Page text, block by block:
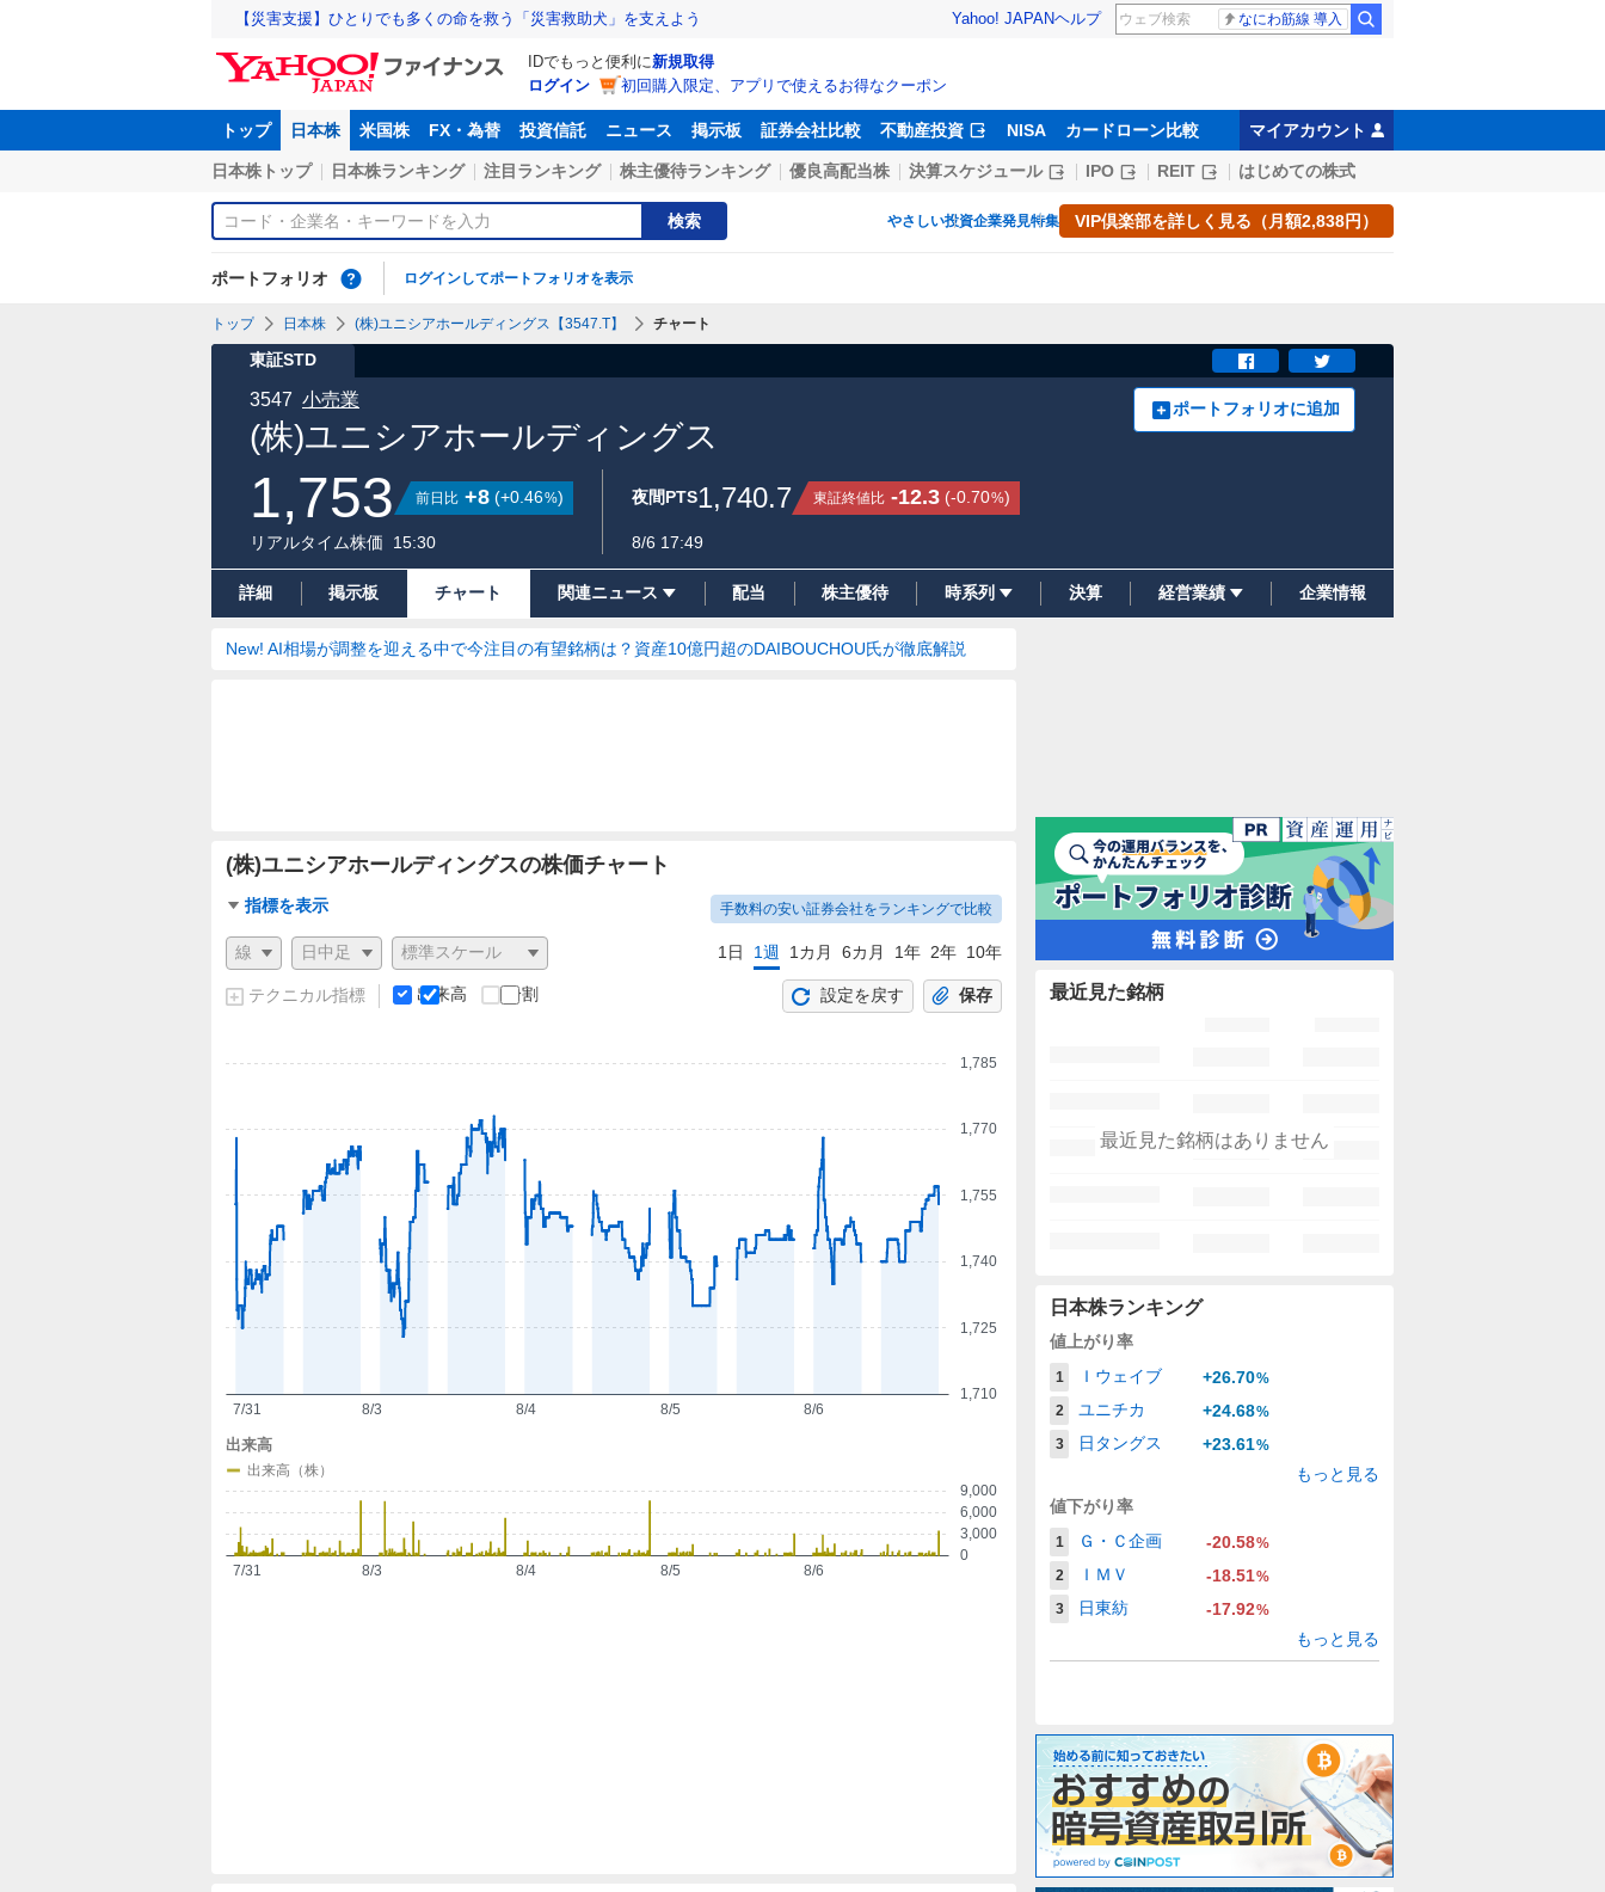
【災害支援】ひとりでも多くの命を救う「災害救助犬」を支えよう Yahoo! JAPANヘルプ なにわ筋線 導入
IDでもっと便利に新規取得
ログイン
初回購入限定、アプリで使えるお得なクーポン
トップ 日本株 米国株 FX・為替 投資信託 ニュース 掲示板 証券会社比較 不動産投資 NISA カードローン比較 マイアカウント
日本株トップ 日本株ランキング 注目ランキング 株主優待ランキング 優良高配当株 決算スケジュール IPO REIT はじめての株式
検索 やさしい投資企業発見特集 VIP倶楽部を詳しく見る（月額2,838円）
ポートフォリオ ログインしてポートフォリオを表示
トップ 日本株 (株)ユニシアホールディングス【3547.T】 チャート
東証STD
(株)ユニシアホールディングス
3547 小売業 ポートフォリオに追加
1,753 前日比 +8 (+0.46%)
リアルタイム株価 15:30
夜間PTS1,740.7 東証終値比 -12.3 (-0.70%)
8/6 17:49
詳細 掲示板 チャート 関連ニュース 配当 株主優待 時系列 決算 経営業績 企業情報
New! AI相場が調整を迎える中で今注目の有望銘柄は？資産10億円超のDAIBOUCHOU氏が徹底解説
(株)ユニシアホールディングスの株価チャート
チ
ャ
ー
ト
指
手数料の安い証券会社をランキングで比較
指標を表示
チ
ャ
ー
設
1日 1週 1カ月 6カ月 1年 2年 10年
テクニカル指標 出来高 分割 設定を戻す 保存
1,710
1,725
1,740
1,755
1,770
1,785
7/31 8/3 8/4 8/5 8/6
0
3,000
6,000
9,000
7/31 8/3 8/4 8/5 8/6
出来高
出来高（株）
最近見た銘柄
最近見た銘柄はありません
日本株ランキング
値上がり率
1 Ｉウェイブ +26.70%
2
ユニチカ +24.68%
3
日タングス +23.61%
もっと見る
値下がり率
1 Ｇ・Ｃ企画 -20.58%
2
ＩＭＶ -18.51%
3
日東紡 -17.92%
もっと見る